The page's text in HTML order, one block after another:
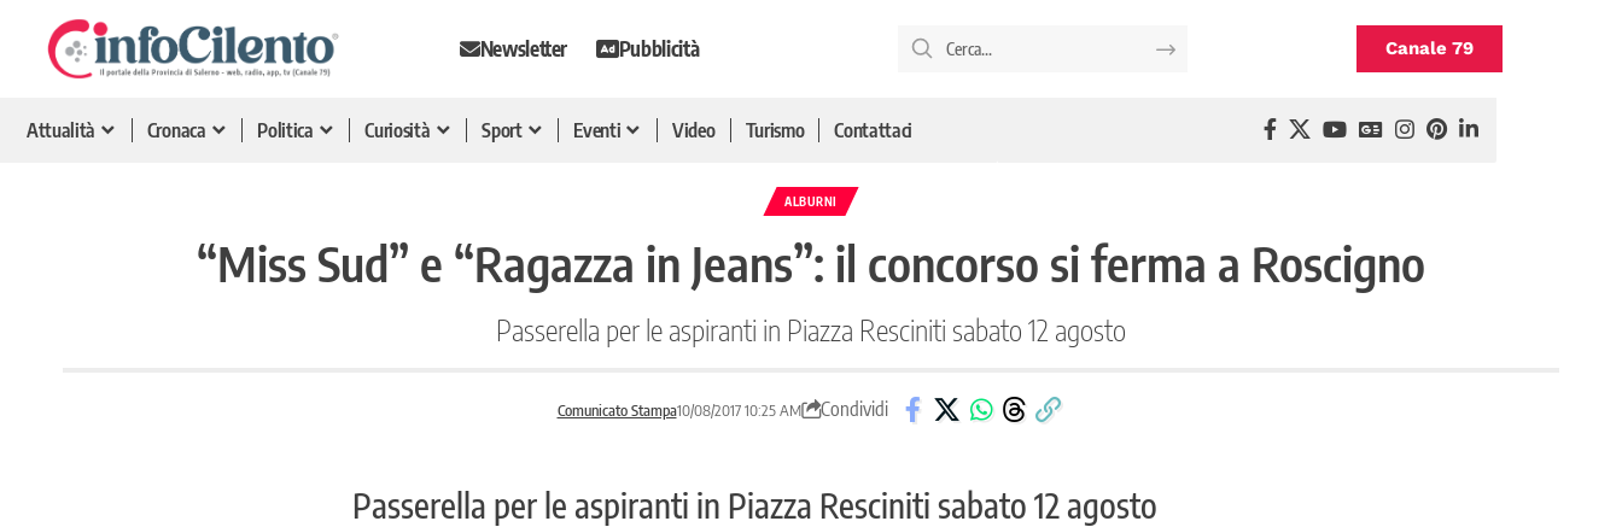
Newsletter Pubblicità Canale 79
Attualità Cronaca Politica Curiosità Sport Eventi Video Turismo Contattaci
ALBURNI
“Miss Sud” e “Ragazza in Jeans”: il concorso si ferma a Roscigno
Passerella per le aspiranti in Piazza Resciniti sabato 12 agosto
Comunicato Stampa10/08/2017 10:25 AM Condividi
Passerella per le aspiranti in Piazza Resciniti sabato 12 agosto